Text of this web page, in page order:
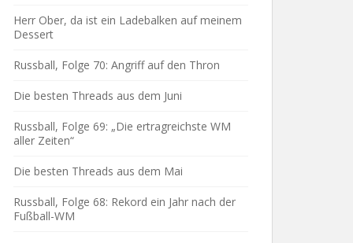
Herr Ober, da ist ein Ladebalken auf meinem
Dessert
Russball, Folge 70: Angriff auf den Thron
Die besten Threads aus dem Juni
Russball, Folge 69: „Die ertragreichste WM
aller Zeiten“
Die besten Threads aus dem Mai
Russball, Folge 68: Rekord ein Jahr nach der
Fußball-WM